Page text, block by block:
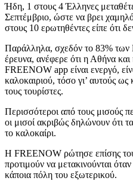
Ήδη, 1 στους 4 Έλληνες
Σεπτέμβριο, ώστε να βρει
στους 10 ερωτηθέντες είπε ότι
Παράλληλα, σχεδόν το 83% των
έρευνα, ανέφερε ότι η Αθήνα
FREENOW app είναι ενεργό,
καλοκαιριού, τόσο γι’ αυτούς ως
τους τουρίστες.
Περισσότεροι από τους μισούς
οι μισοί ακριβώς δηλώνουν ότι
το καλοκαίρι.
Η FREENOW ρώτησε επίσης
προτιμούν να μετακινούνται
κάποια πόλη του εξωτερικού.